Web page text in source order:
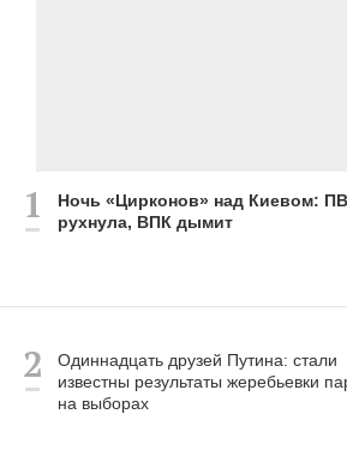
Ночь «Цирконов» над Киевом:
рухнула, ВПК дымит
Одиннадцать друзей Путина: стали
известны результаты жеребьевки
на выборах